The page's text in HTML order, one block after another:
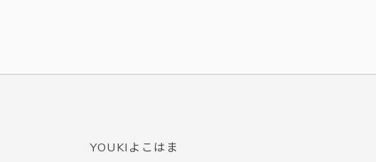
YOUKIよこはま